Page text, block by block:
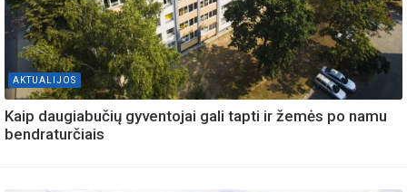
AKTUALIJOS
Kaip daugiabučių gyventojai gali tapti ir žemės po namu
bendraturčiais